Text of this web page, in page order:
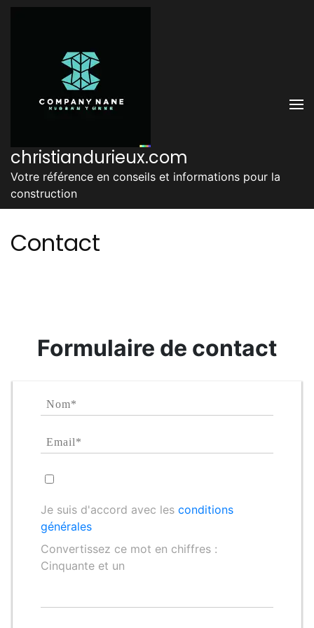
Aller
christiandurieux.com
Votre référence en conseils et informations pour la
construction
Contact
Formulaire de contact
Je suis d'accord avec lesconditions
générales
Convertissez ce mot en chiffres :
Cinquante et un